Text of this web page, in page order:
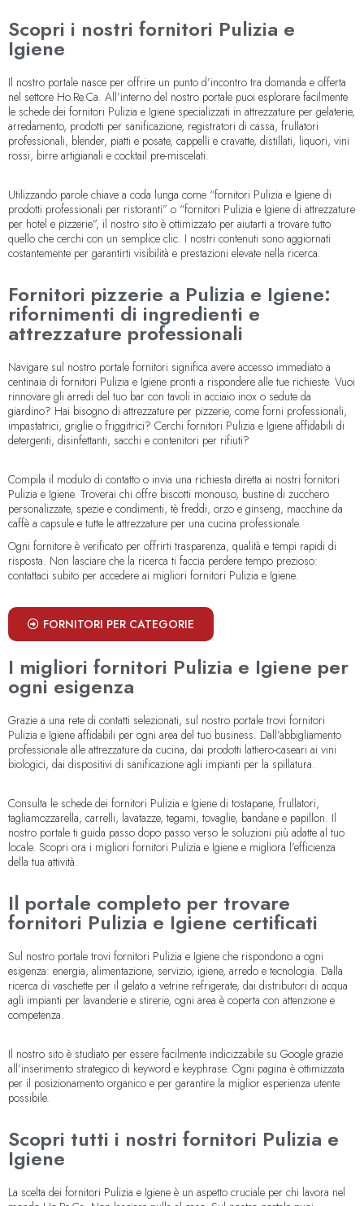
Scopri i nostri fornitori Pulizia e
Igiene
Il nostro portale nasce per offrire un punto d’incontro tra domanda e offerta
nel settore Ho.Re.Ca. All’interno del nostro portale puoi esplorare facilmente
le schede dei fornitori Pulizia e Igiene specializzati in attrezzature per gelaterie,
arredamento, prodotti per sanificazione, registratori di cassa, frullatori
professionali, blender, piatti e posate, cappelli e cravatte, distillati, liquori, vini
rossi, birre artigianali e cocktail pre-miscelati.
Utilizzando parole chiave a coda lunga come “fornitori Pulizia e Igiene di
prodotti professionali per ristoranti” o “fornitori Pulizia e Igiene di attrezzature
per hotel e pizzerie”, il nostro sito è ottimizzato per aiutarti a trovare tutto
quello che cerchi con un semplice clic. I nostri contenuti sono aggiornati
costantemente per garantirti visibilità e prestazioni elevate nella ricerca.
Fornitori pizzerie a Pulizia e Igiene:
rifornimenti di ingredienti e
attrezzature professionali
Navigare sul nostro portale fornitori significa avere accesso immediato a
centinaia di fornitori Pulizia e Igiene pronti a rispondere alle tue richieste. Vuoi
rinnovare gli arredi del tuo bar con tavoli in acciaio inox o sedute da
giardino? Hai bisogno di attrezzature per pizzerie, come forni professionali,
impastatrici, griglie o friggitrici? Cerchi fornitori Pulizia e Igiene affidabili di
detergenti, disinfettanti, sacchi e contenitori per rifiuti?
Compila il modulo di contatto o invia una richiesta diretta ai nostri fornitori
Pulizia e Igiene. Troverai chi offre biscotti monouso, bustine di zucchero
personalizzate, spezie e condimenti, tè freddi, orzo e ginseng, macchine da
caffè a capsule e tutte le attrezzature per una cucina professionale.
Ogni fornitore è verificato per offrirti trasparenza, qualità e tempi rapidi di
risposta. Non lasciare che la ricerca ti faccia perdere tempo prezioso:
contattaci subito per accedere ai migliori fornitori Pulizia e Igiene.
FORNITORI PER CATEGORIE
I migliori fornitori Pulizia e Igiene per
ogni esigenza
Grazie a una rete di contatti selezionati, sul nostro portale trovi fornitori
Pulizia e Igiene affidabili per ogni area del tuo business. Dall’abbigliamento
professionale alle attrezzature da cucina, dai prodotti lattiero-caseari ai vini
biologici, dai dispositivi di sanificazione agli impianti per la spillatura.
Consulta le schede dei fornitori Pulizia e Igiene di tostapane, frullatori,
tagliamozzarella, carrelli, lavatazze, tegami, tovaglie, bandane e papillon. Il
nostro portale ti guida passo dopo passo verso le soluzioni più adatte al tuo
locale. Scopri ora i migliori fornitori Pulizia e Igiene e migliora l’efficienza
della tua attività.
Il portale completo per trovare
fornitori Pulizia e Igiene certificati
Sul nostro portale trovi fornitori Pulizia e Igiene che rispondono a ogni
esigenza: energia, alimentazione, servizio, igiene, arredo e tecnologia. Dalla
ricerca di vaschette per il gelato a vetrine refrigerate, dai distributori di acqua
agli impianti per lavanderie e stirerie, ogni area è coperta con attenzione e
competenza.
Il nostro sito è studiato per essere facilmente indicizzabile su Google grazie
all’inserimento strategico di keyword e keyphrase. Ogni pagina è ottimizzata
per il posizionamento organico e per garantire la miglior esperienza utente
possibile.
Scopri tutti i nostri fornitori Pulizia e
Igiene
La scelta dei fornitori Pulizia e Igiene è un aspetto cruciale per chi lavora nel